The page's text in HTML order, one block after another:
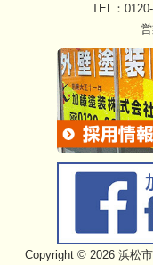
TEL：
Copyright © 2026 浜松